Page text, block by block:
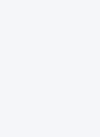
メインナ
サブナビ